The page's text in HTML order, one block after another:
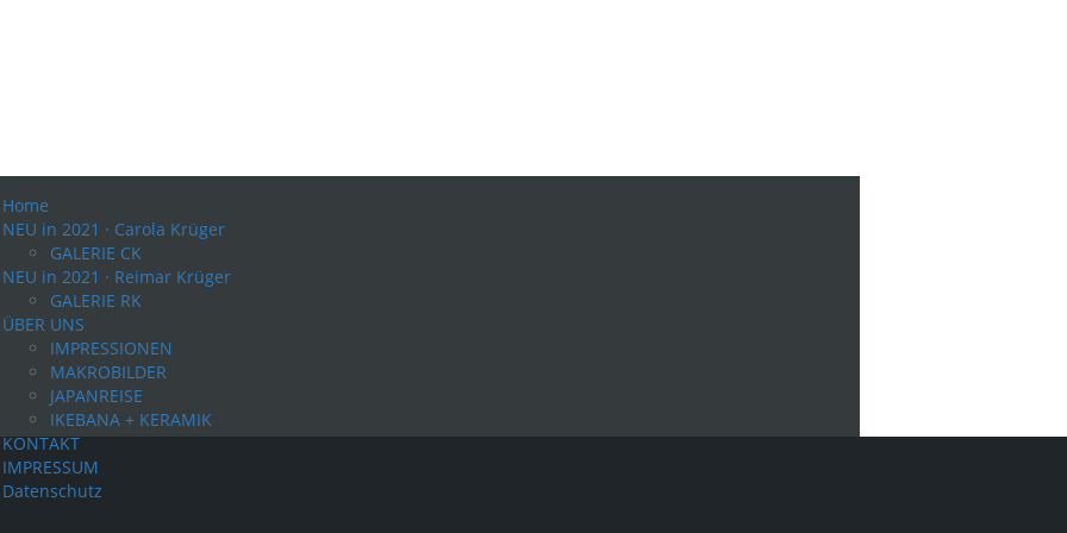
Home
NEU in 2021 · Carola Krüger
GALERIE CK
NEU in 2021 · Reimar Krüger
GALERIE RK
ÜBER UNS
IMPRESSIONEN
MAKROBILDER
JAPANREISE
IKEBANA + KERAMIK
KONTAKT
IMPRESSUM
Datenschutz